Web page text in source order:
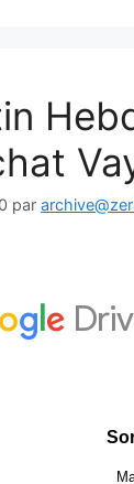
par